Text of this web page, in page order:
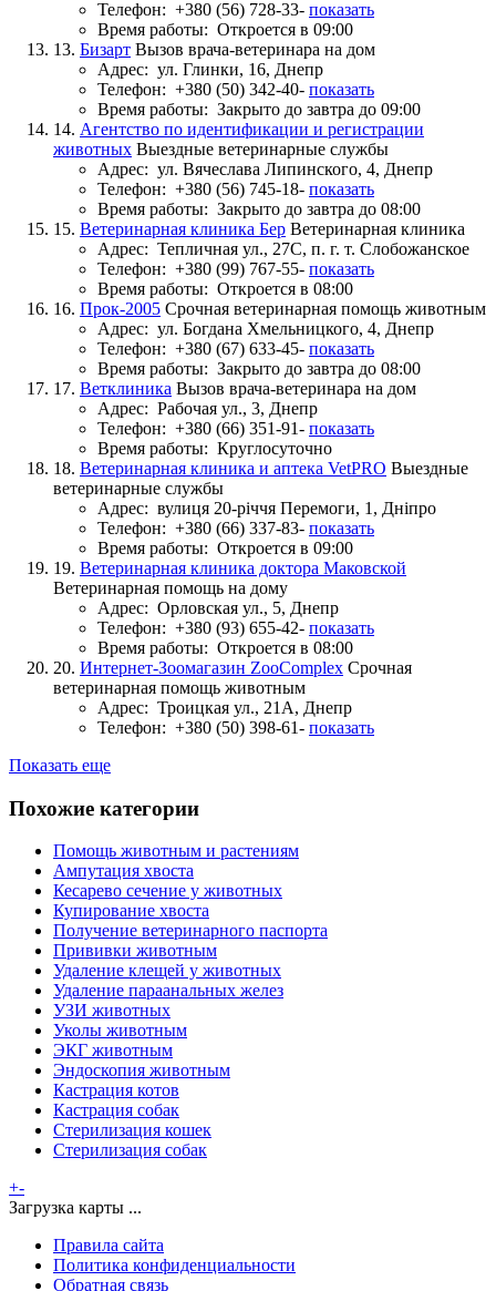
Телефон: +380 (56) 728-33- показать
Время работы: Откроется в 09:00
13. Бизарт Вызов врача-ветеринара на дом
Адрес: ул. Глинки, 16, Днепр
Телефон: +380 (50) 342-40- показать
Время работы: Закрыто до завтра до 09:00
14. Агентство по идентификации и регистрации
животных Выездные ветеринарные службы
Адрес: ул. Вячеслава Липинского, 4, Днепр
Телефон: +380 (56) 745-18- показать
Время работы: Закрыто до завтра до 08:00
15. Ветеринарная клиника Бер Ветеринарная клиника
Адрес: Тепличная ул., 27С, п. г. т. Слобожанское
Телефон: +380 (99) 767-55- показать
Время работы: Откроется в 08:00
16. Прок-2005 Срочная ветеринарная помощь животным
Адрес: ул. Богдана Хмельницкого, 4, Днепр
Телефон: +380 (67) 633-45- показать
Время работы: Закрыто до завтра до 08:00
17. Ветклиника Вызов врача-ветеринара на дом
Адрес: Рабочая ул., 3, Днепр
Телефон: +380 (66) 351-91- показать
Время работы: Круглосуточно
18. Ветеринарная клиника и аптека VetPRO Выездные
ветеринарные службы
Адрес: вулиця 20-річчя Перемоги, 1, Дніпро
Телефон: +380 (66) 337-83- показать
Время работы: Откроется в 09:00
19. Ветеринарная клиника доктора Маковской
Ветеринарная помощь на дому
Адрес: Орловская ул., 5, Днепр
Телефон: +380 (93) 655-42- показать
Время работы: Откроется в 08:00
20. Интернет-Зоомагазин ZooComplex Срочная
ветеринарная помощь животным
Адрес: Троицкая ул., 21А, Днепр
Телефон: +380 (50) 398-61- показать
Показать еще
Похожие категории
Помощь животным и растениям
Ампутация хвоста
Кесарево сечение у животных
Купирование хвоста
Получение ветеринарного паспорта
Прививки животным
Удаление клещей у животных
Удаление параанальных желез
УЗИ животных
Уколы животным
ЭКГ животным
Эндоскопия животным
Кастрация котов
Кастрация собак
Стерилизация кошек
Стерилизация собак
+-
Загрузка карты ...
Правила сайта
Политика конфиденциальности
Обратная связь